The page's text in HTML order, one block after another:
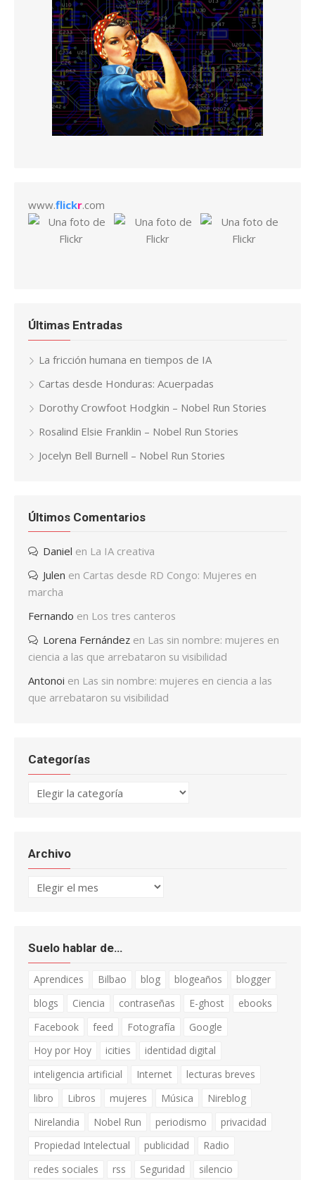
www.flickr.com
Últimas Entradas
La fricción humana en tiempos de IA
Cartas desde Honduras: Acuerpadas
Dorothy Crowfoot Hodgkin – Nobel Run Stories
Rosalind Elsie Franklin – Nobel Run Stories
Jocelyn Bell Burnell – Nobel Run Stories
Últimos Comentarios
Daniel en La IA creativa
Julen en Cartas desde RD Congo: Mujeres en
marcha
Fernando en Los tres canteros
Lorena Fernández en Las sin nombre: mujeres en
ciencia a las que arrebataron su visibilidad
Antonoi en Las sin nombre: mujeres en ciencia a las
que arrebataron su visibilidad
Categorías
Categorías
Archivo
Archivo
Suelo hablar de…
Aprendices Bilbao blog blogeaños
blogger
blogs
Ciencia contraseñas E-ghost
ebooks
Facebook
feed Fotografía
Google
Hoy por Hoy
icities
identidad digital
inteligencia artificial
Internet
lecturas breves
libro
Libros mujeres Música
Nireblog
Nirelandia
Nobel Run periodismo
privacidad
Propiedad Intelectual
publicidad
Radio
redes sociales
rss Seguridad silencio